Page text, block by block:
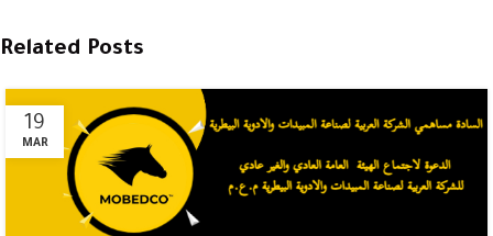
Related Posts
19
MAR